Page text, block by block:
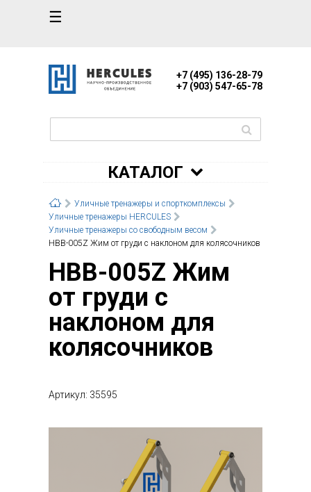
☰
+7 (495) 136-28-79
+7 (903) 547-65-78
КАТАЛОГ
Уличные тренажеры и спорткомплексы
Уличные тренажеры HERCULES
Уличные тренажеры со свободным весом
НВВ-005Z Жим от груди c наклоном для колясочников
НВВ-005Z Жим
от груди c
наклоном для
колясочников
Артикул: 35595